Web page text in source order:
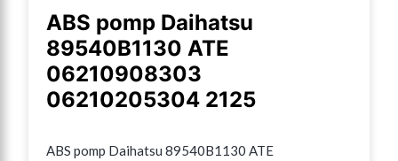
ABS pomp Daihatsu
89540B1130 ATE
06210908303
06210205304 2125
ABS pomp Daihatsu 89540B1130 ATE